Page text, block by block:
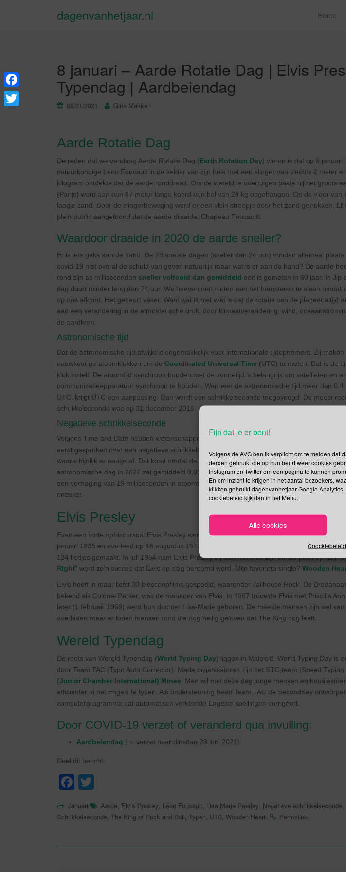
Fijn dat je er bent!
Volgens de AVG ben ik verplicht om te melden dat
derden gebruikt die op hun beurt weer cookies
Instagram en Twitter om een pagina te kunnen
En om inzicht te krijgen in het aantal bezoekers,
klikken gebruikt dagenvanhetjaar Google
cookiebeleid kijk dan in het Menu.
Alle cookies
Coockiebeleid
dagenvanhetjaar.nl Home
8 januari – Aarde Rotatie Dag | Elvis
Typendag | Aardbeiendag
08/01/2021 Gina Makken
Aarde Rotatie Dag
De reden dat we vandaag Aarde Rotatie Dag (Earth Rotation Day) vieren is dat op 8 januari
natuurkundige Léon Foucault in de kelder van zijn huis met een slinger van slechts 2 meter
kilogram ontdekte dat de aarde ronddraait. Om de wereld te overtuigen pakte hij het groots
(Parijs) werd aan een 67 meter lange koord een bol van 28 kg opgehangen. Op de vloer van
laagje zand. Door de slingerbeweging werd er een klein streepje door het zand getrokken. Et
plein public aangetoond dat de aarde draaide. Chapeau Foucault!
Waardoor draaide in 2020 de aarde sneller?
Er is iets geks aan de hand. De 28 snelste dagen (sneller dan 24 uur) vonden allemaal
covid-19 niet overal de schuld van geven natuurlijk maar wat is er aan de hand? De aarde
rond zijn as milliseconden sneller voltooid dan gemiddeld ooit is gemeten in 60 jaar. In Jip
dag duurt minder lang dan 24 uur. We hoeven niet meten aan het hamsteren te slaan omdat
op ons afkomt. Het gebeurt vaker. Want wat ik niet wist is dat de rotatie van de planeet altijd
aan een verandering in de atmosferische druk, door klimaatverandering, wind,
de aardkern.
Astronomische tijd
Dat de astronomische tijd afwijkt is ongemakkelijk voor internationale tijdopnemers. Zij
nauwkeurige atoomklokken om de Coordinated Universal Time (UTC) te meten. Dat is de
klok instelt. De atoomtijd synchroon houden met de zonnetijd is belangrijk om satellieten en
communicatieapparatuur synchroon te houden. Wanneer de astronomische tijd meer dan 0,4
UTC, krijgt UTC een aanpassing. Dan wordt een schrikkelseconde toegevoegd. De meest
schrikkelseconde was op 31 december 2016.
Negatieve schrikkelseconde
Volgens Time and Date hebben wetenschappers door de recente versnelling in de draaiing
eerst gesproken over een negatieve schrikkelseconde. In plaats van een seconde toe te
waarschijnlijk er eentje af. Dat komt omdat de gemiddelde lengte van een dag 86.400
astronomische dag in 2021 zal gemiddeld 0,05 milliseconden korter klokken. In de loop van
een vertraging van 19 milliseconden in atoomtijd. Wat de heren wetenschappers uiteindelijk
onzeker.
Elvis Presley
Even een korte opfriscursus: Elvis Presley wordt ook wel The King of Rock and Roll genoemd.
januari 1935 en overleed op 16 augustus 1977 op zijn landgoed Graceland. Hij heeft 23 jaar
134 liedjes gemaakt. In juli 1954 nam Elvis Presley bij Sun Records zijn eerste plaat op. Zijn
Right” werd zo’n succes dat Elvis op slag beroemd werd. Mijn favoriete single? Wooden
Elvis heeft in maar liefst 33 bioscoopfilms gespeeld, waaronder Jailhouse Rock. De
bekend als Colonel Parker, was de manager van Elvis. In 1967 trouwde Elvis met Priscilla
later (1 februari 1968) werd hun dochter Lisa-Marie geboren. De meeste mensen zijn wel
overleden maar er lopen mensen rond die nog heilig geloven dat The King nog leeft.
Wereld Typendag
De roots van Wereld Typendag (World Typing Day) liggen in Maleisië. World Typing Day is
door Team TAC (Typo Auto Corrector). Mede organisatoren zijn het STC-team (Speed
(Junior Chamber International) Mines . Men wil met deze dag jonge mensen
efficiënter in het Engels te typen. Als ondersteuning heeft Team TAC de SecondKey
computerprogramma dat automatisch verkeerde Engelse spellingen corrigeert.
Door COVID-19 verzet of veranderd qua invulling:
Aardbeiendag (→ verzet naar dinsdag 29 juni 2021)
Deel dit bericht
F
c
b
tt
Januari Aarde, Elvis Presley, Léon Foucault, Lisa Marie Presley, Negatieve schrikkelseconde,
Schrikkelseconde, The King of Rock and Roll, Typen, UTC, Wooden Heart. Permalink.
F